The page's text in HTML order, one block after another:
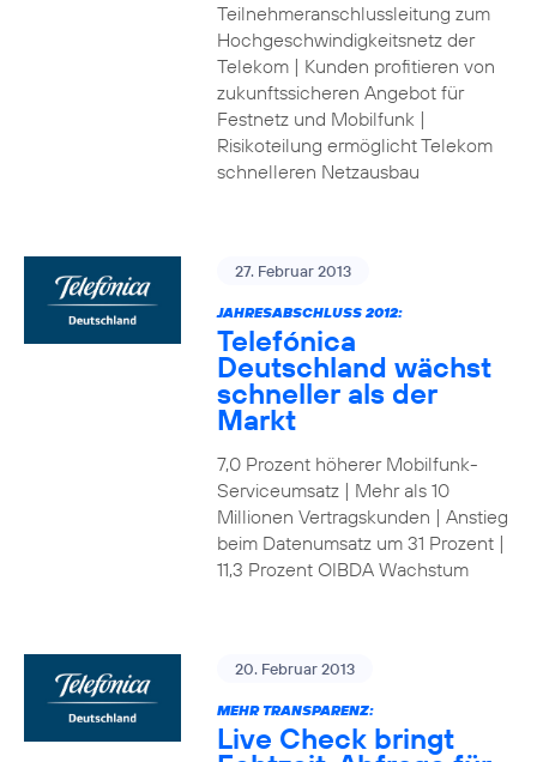
Teilnehmeranschlussleitung zum
Hochgeschwindigkeitsnetz der
Telekom | Kunden profitieren von
zukunftssicheren Angebot für
Festnetz und Mobilfunk |
Risikoteilung ermöglicht Telekom
schnelleren Netzausbau
27. Februar 2013
JAHRESABSCHLUSS 2012:
Telefónica
Deutschland wächst
schneller als der
Markt
7,0 Prozent höherer Mobilfunk-
Serviceumsatz | Mehr als 10
Millionen Vertragskunden | Anstieg
beim Datenumsatz um 31 Prozent |
11,3 Prozent OIBDA Wachstum
20. Februar 2013
MEHR TRANSPARENZ:
Live Check bringt